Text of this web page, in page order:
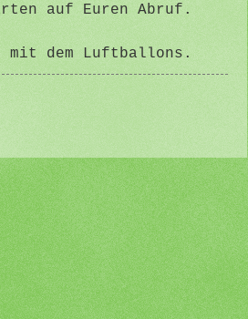
auf Euren Abruf.
mit dem Luftballons.